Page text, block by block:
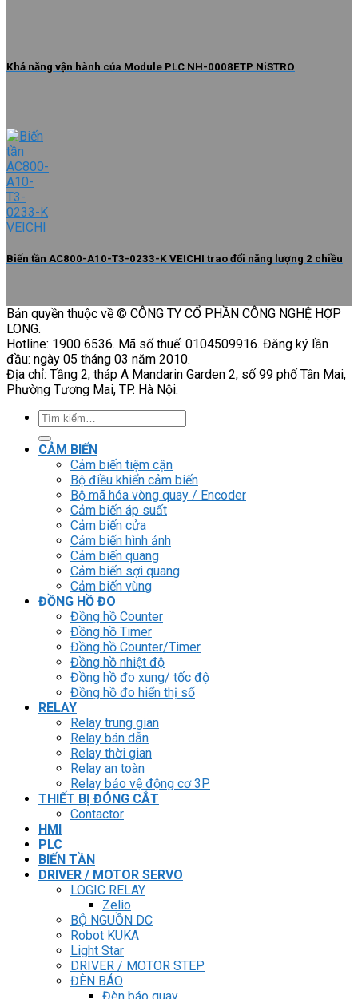
Khả năng vận hành của Module PLC NH-0008ETP NiSTRO
Biến tần AC800-A10-T3-0233-K VEICHI trao đổi năng lượng 2 chiều
Bản quyền thuộc về © CÔNG TY CỔ PHẦN CÔNG NGHỆ HỢP
LONG.
Hotline: 1900 6536. Mã số thuế: 0104509916. Đăng ký lần
đầu: ngày 05 tháng 03 năm 2010.
Địa chỉ: Tầng 2, tháp A Mandarin Garden 2, số 99 phố Tân Mai,
Phường Tương Mai, TP. Hà Nội.
Tìm
CẢM BIẾN
Cảm biến tiệm cận
Bộ điều khiển cảm biến
Bộ mã hóa vòng quay / Encoder
Cảm biến áp suất
Cảm biến cửa
Cảm biến hình ảnh
Cảm biến quang
Cảm biến sợi quang
Cảm biến vùng
ĐỒNG HỒ ĐO
Đồng hồ Counter
Đồng hồ Timer
Đồng hồ Counter/Timer
Đồng hồ nhiệt độ
Đồng hồ đo xung/ tốc độ
Đồng hồ đo hiển thị số
RELAY
Relay trung gian
Relay bán dẫn
Relay thời gian
Relay an toàn
Relay bảo vệ động cơ 3P
THIẾT BỊ ĐÓNG CẮT
Contactor
HMI
PLC
BIẾN TẦN
DRIVER / MOTOR SERVO
LOGIC RELAY
Zelio
BỘ NGUỒN DC
Robot KUKA
Light Star
DRIVER / MOTOR STEP
ĐÈN BÁO